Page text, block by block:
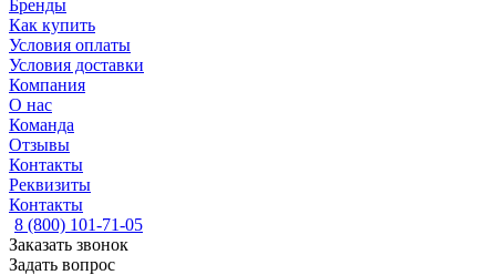
Бренды
Как купить
Условия оплаты
Условия доставки
Компания
О нас
Команда
Отзывы
Контакты
Реквизиты
Контакты
8 (800) 101-71-05
Заказать звонок
Задать вопрос